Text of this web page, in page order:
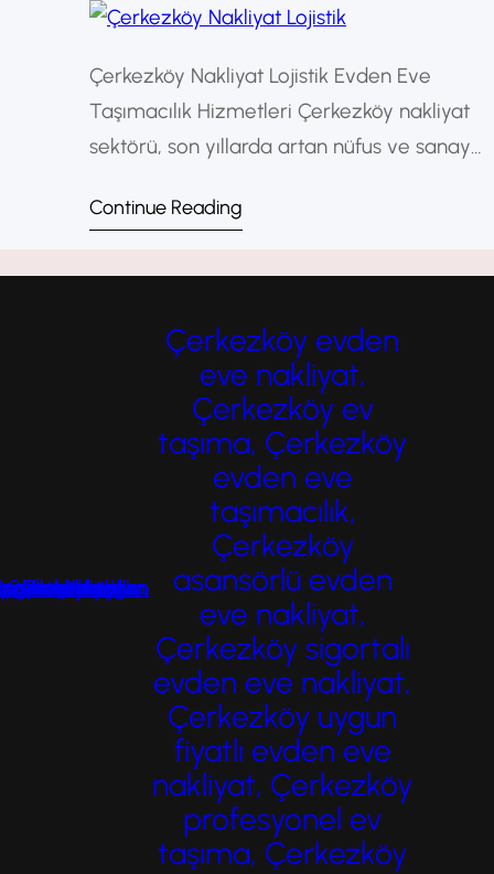
Çerkezköy Nakliyat Lojistik Evden Eve
Taşımacılık Hizmetleri Çerkezköy nakliyat
sektörü, son yıllarda artan nüfus ve sanayi
kazanmıştır. Taşınma sürecinin zorluğunu
hizmetlerine yönelmektedir. Bu noktada
Çerkezköy evden eve taşımacılık firmaları,
güvenli, hızlı ve ekonomik çözümler
sunarak öne çıkmaktadır. Çerkezköy…
Continue Reading
Çerkezköy evden
eve nakliyat,
Çerkezköy ev
taşıma, Çerkezköy
evden eve
taşımacılık,
Çerkezköy
asansörlü evden
eve nakliyat,
Çerkezköy sigortalı
evden eve nakliyat,
Çerkezköy uygun
fiyatlı evden eve
nakliyat, Çerkezköy
profesyonel ev
taşıma, Çerkezköy